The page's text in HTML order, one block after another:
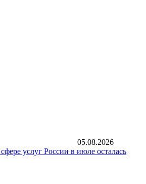
05.08.2026
услуг России в июле осталась